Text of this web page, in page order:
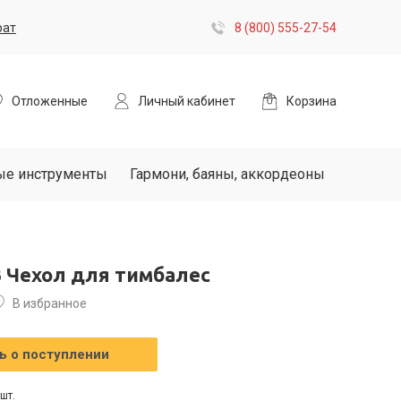
8 (800) 555-27-54
Отложенные Личный кабинет Корзина
инструменты Гармони, баяны, аккордеоны
Чехол для тимбалес
В избранное
о поступлении